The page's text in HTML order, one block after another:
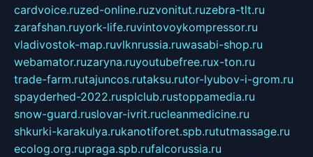
cardvoice.ruzed-online.ruzvonitut.ruzebra-tlt.ru
zarafshan.ruyork-life.ruvintovoykompressor.ru
vladivostok-map.ruvlknrussia.ruwasabi-shop.ru
webamator.ruzaryna.ruyoutubefree.rux-ton.ru
trade-farm.rutajuncos.rutaksu.rutor-lyubov-i-grom.ru
spayderhed-2022.rusplclub.rustoppamedia.ru
snow-guard.ruslovar-ivrit.rucleanmedicine.ru
shkurki-karakulya.rukanotiforet.spb.rututmassage.ru
ecolog.org.rupraga.spb.rufalcorussia.ru